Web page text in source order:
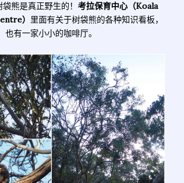
熊是真正野生的！ 考拉保育中心（Koala
） 里面有关于树袋熊的各种知识看板，
也有一家小小的咖啡厅。